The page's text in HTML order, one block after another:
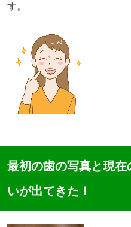
す。
最初の歯の写真と現
いが出てきた！